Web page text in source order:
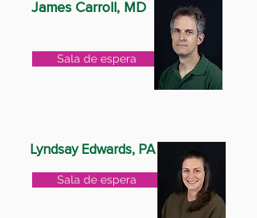
James Carroll, MD
Sala de espera
Lyndsay Edwards, PA
Sala de espera